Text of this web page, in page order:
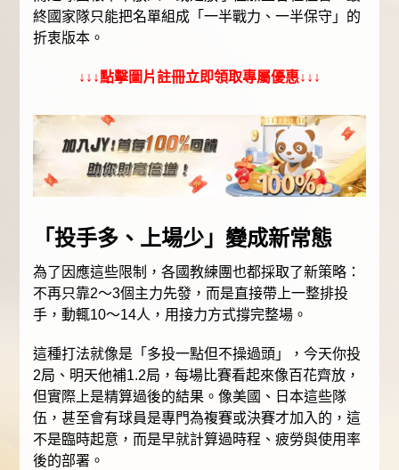
終國家隊只能把名單組成「一半戰力、一半保守」的
折衷版本。
↓↓↓點擊圖片註冊立即領取專屬優惠↓↓↓
「投手多、上場少」變成新常態
為了因應這些限制，各國教練團也都採取了新策略：
不再只靠2～3個主力先發，而是直接帶上一整排投
手，動輒10～14人，用接力方式撐完整場。
這種打法就像是「多投一點但不操過頭」，今天你投
2局、明天他補1.2局，每場比賽看起來像百花齊放，
但實際上是精算過後的結果。像美國、日本這些隊
伍，甚至會有球員是專門為複賽或決賽才加入的，這
不是臨時起意，而是早就計算過時程、疲勞與使用率
後的部署。